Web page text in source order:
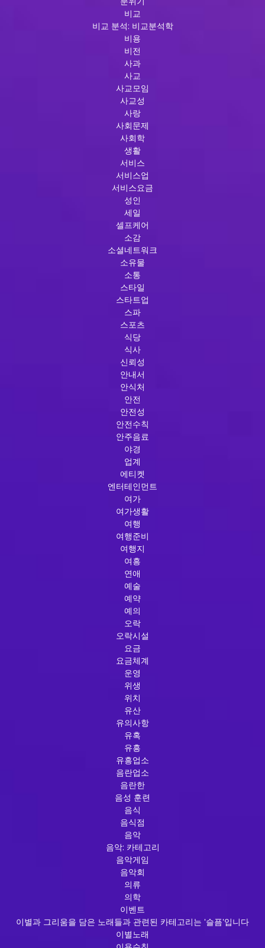
비교
비교 분석: 비교분석학
비용
비전
사과
사교
사교모임
사교성
사랑
사회문제
사회학
생활
서비스
서비스업
서비스요금
성인
세일
셀프케어
소감
소셜네트워크
소유물
소통
스타일
스타트업
스파
스포츠
식당
식사
신뢰성
안내서
안식처
안전
안전성
안전수칙
안주음료
야경
업계
에티켓
엔터테인먼트
여가
여가생활
여행
여행준비
여행지
여흥
연애
예술
예약
예의
오락
오락시설
요금
요금체계
운영
위생
위치
유산
유의사항
유혹
유흥
유흥업소
음란업소
음란한
음성 훈련
음식
음식점
음악
음악: 카테고리
음악게임
음악회
의류
의학
이벤트
이별과 그리움을 담은 노래들과 관련된 카테고리는 '슬픔'입니다
이별노래